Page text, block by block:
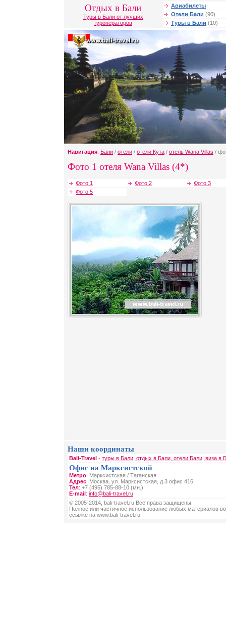
Отдых в Бали
Туры в Бали от лучших
туроператоров
Авиабилеты
Отели Бали (90)
Туры в Бали (10)
Навигация: Бали / отели / отели Кута / отель Wana Villas /
Фото 1 отеля Wana Villas (4*)
Фото 1 Фото 2
Фото 3
Фото 5
Наши координаты
Bali-Travel - туры в Бали, отдых в Бали, отели Бали, виза в
Офис на Марксистской
Метро: Марксистская / Таганская
Адрес: Москва, ул. Марксистская, д 3 офис 416
Тел: +7 (495) 785-88-10 (мн.)
E-mail: info@bali-travel.ru
© 2005-2014, bali-travel.ru Все права защищены.
Полное или частичное использование любых материалов
ссылке на www.bali-travel.ru!